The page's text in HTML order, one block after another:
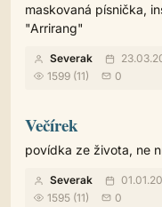
maskovaná písnička,
"Arrirang"
Severak
1599 (11)
0
Večírek
povídka ze života, ne
Severak
1595 (11)
0